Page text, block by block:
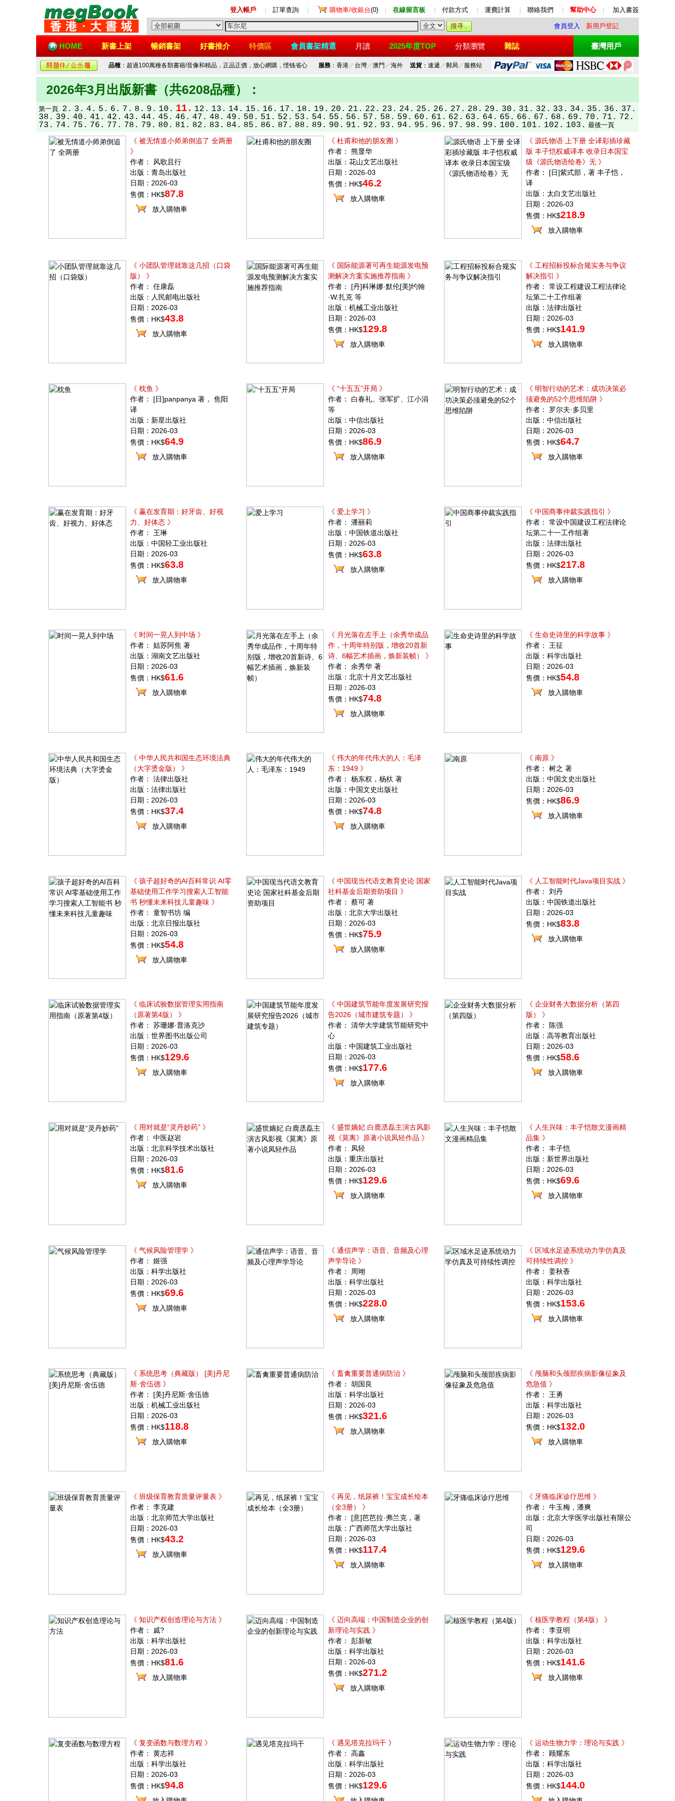
登入帳戶 訂單查詢 購物車/收銀台(0) 在線留言板 付款方式 運費計算 聯絡我們 幫助中心 加入書簽
會員登入 新用戶登記
HOME 新書上架 暢銷書架 好書推介 特價區 會員書架精選 月讀 2025年度TOP 分類瀏覽 雜誌 臺灣用戶
品種 ：超過100萬種各類書籍/音像和精品，正品正價，放心網購，悭钱省心 服務：香港／ 台灣／澳門 ／海外 送貨：速遞 ／郵局 ／ 服務站
2026年3月出版新書（共6208品種）：
第一頁. 2. 3. 4. 5. 6. 7. 8. 9. 10. 11. 12. 13. 14. 15. 16. 17. 18. 19. 20. 21. 22. 23. 24. 25. 26. 27. 28. 29. 30. 31. 32. 33. 34. 35. 36. 37.
38. 39. 40. 41. 42. 43. 44. 45. 46. 47. 48. 49. 50. 51. 52. 53. 54. 55. 56. 57. 58. 59. 60. 61. 62. 63. 64. 65. 66. 67. 68. 69. 70. 71. 72.
73. 74. 75. 76. 77. 78. 79. 80. 81. 82. 83. 84. 85. 86. 87. 88. 89. 90. 91. 92. 93. 94. 95. 96. 97. 98. 99. 100. 101. 102. 103. 最後一頁
《 被无情道小师弟倒追了 全两册
》
作者： 风歌且行
出版：青岛出版社
日期：2026-03
售價：HK$87.8
放入購物車
《 杜甫和他的朋友圈 》
作者： 熊显华
出版：花山文艺出版社
日期：2026-03
售價：HK$46.2
放入購物車
《 源氏物语 上下册 全译彩插珍藏
版 丰子恺权威译本 收录日本国宝
级《源氏物语绘卷》无 》
作者： [日]紫式部，著 丰子恺，
译
出版：太白文艺出版社
日期：2026-03
售價：HK$218.9
放入購物車
《 小团队管理就靠这几招（口袋
版） 》
作者： 任康磊
出版：人民邮电出版社
日期：2026-03
售價：HK$43.8
放入購物車
《 国际能源署可再生能源发电预
测解决方案实施推荐指南 》
作者： [丹]科琳娜·默伦[美]约翰
·W.扎克 等
出版：机械工业出版社
日期：2026-03
售價：HK$129.8
放入購物車
《 工程招标投标合规实务与争议
解决指引 》
作者： 常设工程建设工程法律论
坛第二十工作组著
出版：法律出版社
日期：2026-03
售價：HK$141.9
放入購物車
《 枕鱼 》
作者： [日]panpanya 著， 焦阳
译
出版：新星出版社
日期：2026-03
售價：HK$64.9
放入購物車
《 “十五五”开局 》
作者： 白春礼、张军扩、江小涓
等
出版：中信出版社
日期：2026-03
售價：HK$86.9
放入購物車
《 明智行动的艺术：成功决策必
须避免的52个思维陷阱 》
作者： 罗尔夫·多贝里
出版：中信出版社
日期：2026-03
售價：HK$64.7
放入購物車
《 赢在发育期：好牙齿、好视
力、好体态 》
作者： 王琳
出版：中国轻工业出版社
日期：2026-03
售價：HK$63.8
放入購物車
《 爱上学习 》
作者： 潘丽莉
出版：中国铁道出版社
日期：2026-03
售價：HK$63.8
放入購物車
《 中国商事仲裁实践指引 》
作者： 常设中国建设工程法律论
坛第二十一工作组著
出版：法律出版社
日期：2026-03
售價：HK$217.8
放入購物車
《 时间一晃人到中场 》
作者： 姑苏阿焦 著
出版：湖南文艺出版社
日期：2026-03
售價：HK$61.6
放入購物車
《 月光落在左手上（余秀华成品
作，十周年特别版，增收20首新
诗、6幅艺术插画，焕新装帧） 》
作者： 余秀华 著
出版：北京十月文艺出版社
日期：2026-03
售價：HK$74.8
放入購物車
《 生命史诗里的科学故事 》
作者： 王征
出版：科学出版社
日期：2026-03
售價：HK$54.8
放入購物車
《 中华人民共和国生态环境法典
（大字烫金版） 》
作者： 法律出版社
出版：法律出版社
日期：2026-03
售價：HK$37.4
放入購物車
《 伟大的年代伟大的人：毛泽
东：1949 》
作者： 杨东权，杨杕 著
出版：中国文史出版社
日期：2026-03
售價：HK$74.8
放入購物車
《 南原 》
作者： 树之 著
出版：中国文史出版社
日期：2026-03
售價：HK$86.9
放入購物車
《 孩子超好奇的AI百科常识 AI零
基础使用工作学习搜索人工智能
书 秒懂未来科技儿童趣味 》
作者： 童智书坊 编
出版：北京日报出版社
日期：2026-03
售價：HK$54.8
放入購物車
《 中国现当代语文教育史论 国家
社科基金后期资助项目 》
作者： 蔡可 著
出版：北京大学出版社
日期：2026-03
售價：HK$75.9
放入購物車
《 人工智能时代Java项目实战 》
作者： 刘丹
出版：中国铁道出版社
日期：2026-03
售價：HK$83.8
放入購物車
《 临床试验数据管理实用指南
（原著第4版） 》
作者： 苏珊娜·普洛克沙
出版：世界图书出版公司
日期：2026-03
售價：HK$129.6
放入購物車
《 中国建筑节能年度发展研究报
告2026（城市建筑专题） 》
作者： 清华大学建筑节能研究中
心
出版：中国建筑工业出版社
日期：2026-03
售價：HK$177.6
放入購物車
《 企业财务大数据分析（第四
版） 》
作者： 陈强
出版：高等教育出版社
日期：2026-03
售價：HK$58.6
放入購物車
《 用对就是“灵丹妙药” 》
作者： 中医赵岩
出版：北京科学技术出版社
日期：2026-03
售價：HK$81.6
放入購物車
《 盛世嫡妃 白鹿丞磊主演古风影
视《莫离》原著小说凤轻作品 》
作者： 凤轻
出版：重庆出版社
日期：2026-03
售價：HK$129.6
放入購物車
《 人生兴味：丰子恺散文漫画精
品集 》
作者： 丰子恺
出版：新世界出版社
日期：2026-03
售價：HK$69.6
放入購物車
《 气候风险管理学 》
作者： 姬强
出版：科学出版社
日期：2026-03
售價：HK$69.6
放入購物車
《 通信声学：语音、音频及心理
声学导论 》
作者： 周翊
出版：科学出版社
日期：2026-03
售價：HK$228.0
放入購物車
《 区域水足迹系统动力学仿真及
可持续性调控 》
作者： 姜秋香
出版：科学出版社
日期：2026-03
售價：HK$153.6
放入購物車
《 系统思考（典藏版） [美]丹尼
斯·舍伍德 》
作者： [美]丹尼斯·舍伍德
出版：机械工业出版社
日期：2026-03
售價：HK$118.8
放入購物車
《 畜禽重要普通病防治 》
作者： 胡国良
出版：科学出版社
日期：2026-03
售價：HK$321.6
放入購物車
《 颅脑和头颈部疾病影像征象及
危急值 》
作者： 王勇
出版：科学出版社
日期：2026-03
售價：HK$132.0
放入購物車
《 班级保育教育质量评量表 》
作者： 李克建
出版：北京师范大学出版社
日期：2026-03
售價：HK$43.2
放入購物車
《 再见，纸尿裤！宝宝成长绘本
（全3册） 》
作者： [意]芭芭拉·弗兰克，著
出版：广西师范大学出版社
日期：2026-03
售價：HK$117.4
放入購物車
《 牙痛临床诊疗思维 》
作者： 牛玉梅，潘爽
出版：北京大学医学出版社有限公
司
日期：2026-03
售價：HK$129.6
放入購物車
《 知识产权创造理论与方法 》
作者： 戚?
出版：科学出版社
日期：2026-03
售價：HK$81.6
放入購物車
《 迈向高端：中国制造企业的创
新理论与实践 》
作者： 彭新敏
出版：科学出版社
日期：2026-03
售價：HK$271.2
放入購物車
《 核医学教程（第4版） 》
作者： 李亚明
出版：科学出版社
日期：2026-03
售價：HK$141.6
放入購物車
《 复变函数与数理方程 》
作者： 黄志祥
出版：科学出版社
日期：2026-03
售價：HK$94.8
《 遇见塔克拉玛干 》
作者： 高鑫
出版：科学出版社
日期：2026-03
售價：HK$129.6
《 运动生物力学：理论与实践 》
作者： 顾耀东
出版：科学出版社
日期：2026-03
售價：HK$144.0